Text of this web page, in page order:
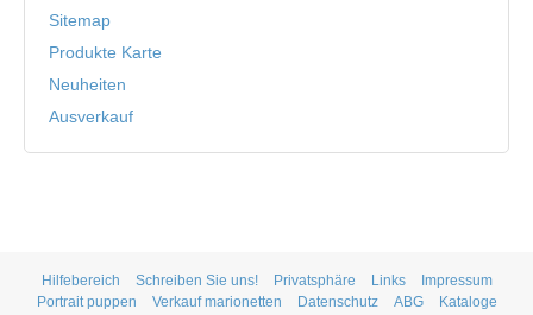
Sitemap
Produkte Karte
Neuheiten
Ausverkauf
Hilfebereich Schreiben Sie uns! Privatsphäre Links
Impressum
Portrait puppen
Verkauf marionetten Datenschutz ABG Kataloge